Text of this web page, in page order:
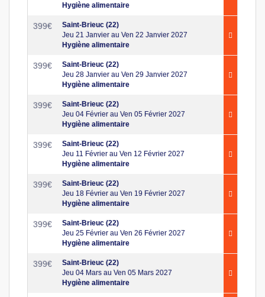
Hygiène alimentaire
399€
Saint-Brieuc (22)
Jeu 21 Janvier au Ven 22 Janvier 2027
Hygiène alimentaire
399€
Saint-Brieuc (22)
Jeu 28 Janvier au Ven 29 Janvier 2027
Hygiène alimentaire
399€
Saint-Brieuc (22)
Jeu 04 Février au Ven 05 Février 2027
Hygiène alimentaire
399€
Saint-Brieuc (22)
Jeu 11 Février au Ven 12 Février 2027
Hygiène alimentaire
399€
Saint-Brieuc (22)
Jeu 18 Février au Ven 19 Février 2027
Hygiène alimentaire
399€
Saint-Brieuc (22)
Jeu 25 Février au Ven 26 Février 2027
Hygiène alimentaire
399€
Saint-Brieuc (22)
Jeu 04 Mars au Ven 05 Mars 2027
Hygiène alimentaire